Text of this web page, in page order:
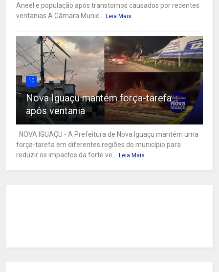
Aneel e população após transtornos causados por recentes
ventanias A Câmara Munic... Leia Mais
10
Nova Iguaçu mantém força-tarefa
após ventania
NOVA IGUAÇU - A Prefeitura de Nova Iguaçu mantém uma
força-tarefa em diferentes regiões do município para
reduzir os impactos da forte ve... Leia Mais